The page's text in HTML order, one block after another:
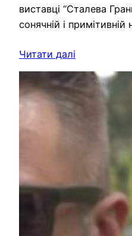
виставці “Сталева
сонячній і примітивній
Читати далі